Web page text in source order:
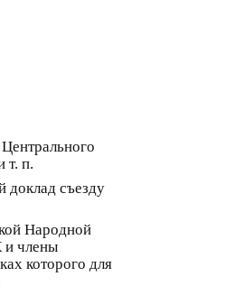
т. п.
доклад съезду
Народной
и члены
которого для